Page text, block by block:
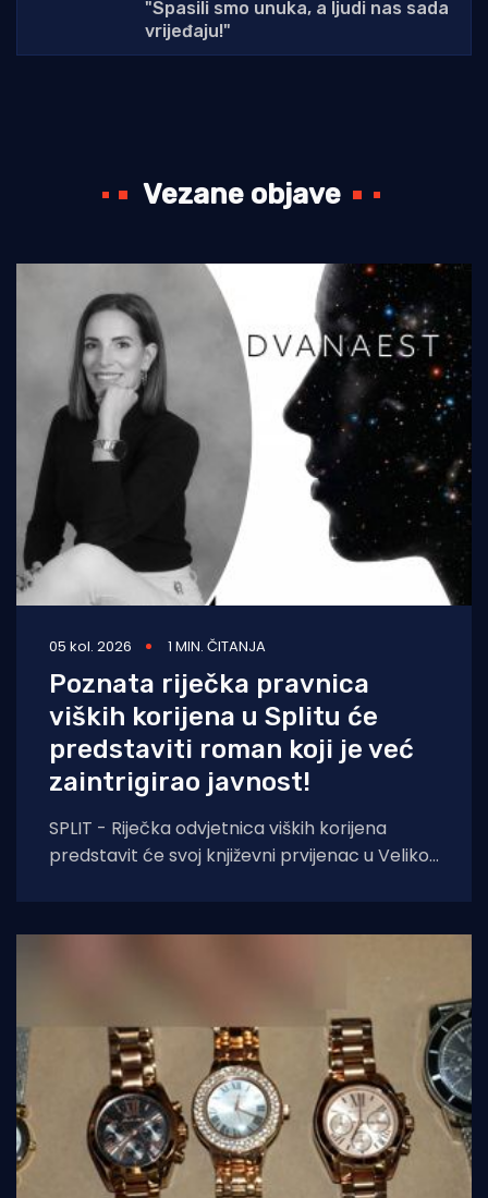
"Spasili smo unuka, a ljudi nas sada
vrijeđaju!"
Vezane objave
05 kol. 2026 1 MIN. ČITANJA
Poznata riječka pravnica
viških korijena u Splitu će
predstaviti roman koji je već
zaintrigirao javnost!
SPLIT - Riječka odvjetnica viških korijena
predstavit će svoj književni prvijenac u Velikoj